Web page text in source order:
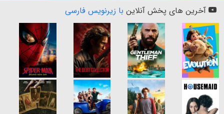
آخرین های پخش آنلاین با زیرنویس فارسی